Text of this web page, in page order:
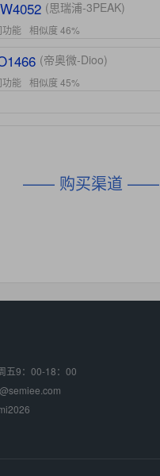
(思瑞浦-3PEAK)
能 相似度 46%
(帝奥微-Dioo)
能 相似度 45%
相似度 44%
(思扬微-Siyom)
能 相似度 35%
—— 购买渠道 ——
五9：00-18：00